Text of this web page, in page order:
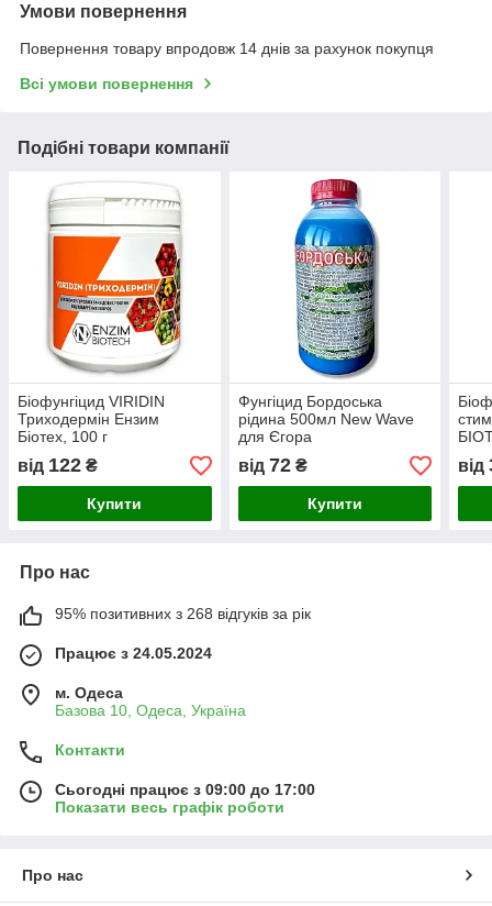
Умови повернення
Повернення товару впродовж 14 днів за рахунок покупця
Всі умови повернення
Подібні товари компанії
Біофунгіцид VIRIDIN
Триходермін Ензим
Біотех, 100 г
від 122 ₴
Купити
Фунгіцид Бордоська
рідина 500мл New Wave
для Єгора
від 72₴
Купити
від
Про нас
95% позитивних з 268 відгуків за рік
Працює з 24.05.2024
м. Одеса
Базова 10, Одеса, Україна
Контакти
Сьогодні працює з 09:00 до 17:00
Показати весь графік роботи
Про нас